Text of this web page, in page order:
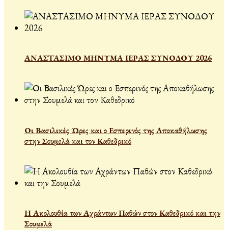
ΑΝΑΣΤΑΣΙΜΟ ΜΗΝΥΜΑ ΙΕΡΑΣ ΣΥΝΟΔΟΥ 2026
Οι Βασιλικές Ώρες και ο Εσπερινός της Αποκαθήλωσης
στην Σουμελά και τον Καθεδρικό
Η Ακολουθία των Αχράντων Παθών στον Καθεδρικό και την
Σουμελά